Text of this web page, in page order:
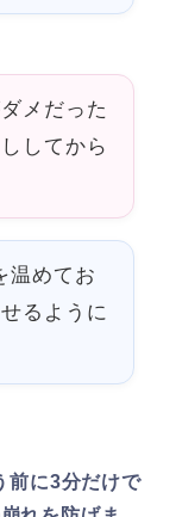
メだった
してから
温めてお
るように
前に3分だけで